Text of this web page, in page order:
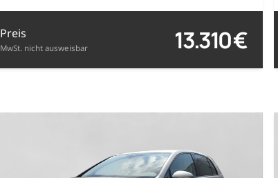
Preis
MwSt. nicht ausweisbar 13.310 €